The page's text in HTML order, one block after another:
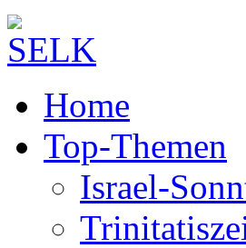
Home
Top-Themen
Israel-